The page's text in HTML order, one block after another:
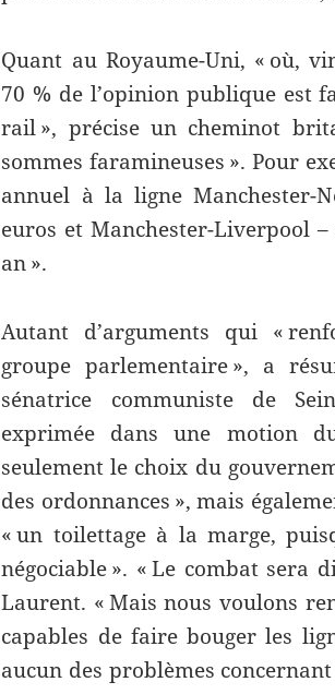
Quant au Royaume-Uni, « où,
70 % de l’opinion publique est
rail », précise un cheminot
sommes faramineuses ». Pour
annuel à la ligne Manchester-
euros et Manchester-Liverpool
an ».
Autant d’arguments qui «
groupe parlementaire », a
sénatrice communiste de
exprimée dans une motion
seulement le choix du
des ordonnances », mais
« un toilettage à la marge,
négociable ». « Le combat sera
Laurent. « Mais nous voulons
capables de faire bouger les
aucun des problèmes